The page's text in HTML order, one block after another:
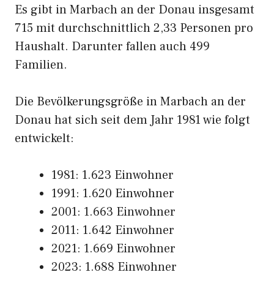
Es gibt in Marbach an der Donau insgesamt
715 mit durchschnittlich 2,33 Personen pro
Haushalt. Darunter fallen auch 499
Familien.
Die Bevölkerungsgröße in Marbach an der
Donau hat sich seit dem Jahr 1981 wie folgt
entwickelt:
1981: 1.623 Einwohner
1991: 1.620 Einwohner
2001: 1.663 Einwohner
2011: 1.642 Einwohner
2021: 1.669 Einwohner
2023: 1.688 Einwohner